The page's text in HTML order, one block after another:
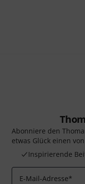
Abonniere den
etwas Glück einen von
Inspirierende
E-Mail-Adresse*